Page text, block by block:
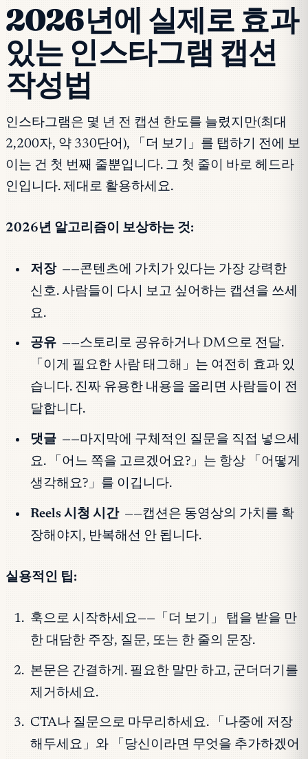
2026년에 실제로 효과
있는 인스타그램 캡션
작성법
인스타그램은 몇 년 전 캡션 한도를 늘렸지만(최대
2,200자, 약 330단어), 「더 보기」를 탭하기 전에 보
이는 건 첫 번째 줄뿐입니다. 그 첫 줄이 바로 헤드라
인입니다. 제대로 활용하세요.
2026년 알고리즘이 보상하는 것:
저장 ——콘텐츠에 가치가 있다는 가장 강력한
신호. 사람들이 다시 보고 싶어하는 캡션을 쓰세
요.
공유 ——스토리로 공유하거나 DM으로 전달.
「이게 필요한 사람 태그해」는 여전히 효과 있
습니다. 진짜 유용한 내용을 올리면 사람들이 전
달합니다.
댓글 ——마지막에 구체적인 질문을 직접 넣으세
요. 「어느 쪽을 고르겠어요?」는 항상 「어떻게
생각해요?」를 이깁니다.
Reels 시청 시간 ——캡션은 동영상의 가치를 확
장해야지, 반복해선 안 됩니다.
실용적인 팁:
훅으로 시작하세요——「더 보기」 탭을 받을 만
한 대담한 주장, 질문, 또는 한 줄의 문장.
본문은 간결하게. 필요한 말만 하고, 군더더기를
제거하세요.
CTA나 질문으로 마무리하세요. 「나중에 저장
해두세요」와 「당신이라면 무엇을 추가하겠어